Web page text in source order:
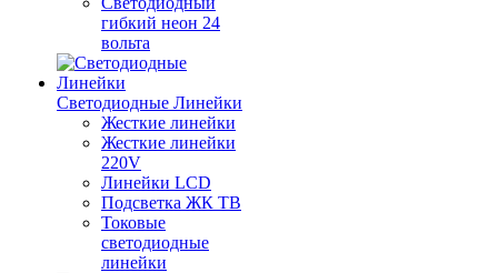
гибкий неон 24
вольта
Светодиодные Линейки
Жесткие линейки
Жесткие линейки
220V
Линейки LCD
Подсветка ЖК ТВ
Токовые
светодиодные
линейки